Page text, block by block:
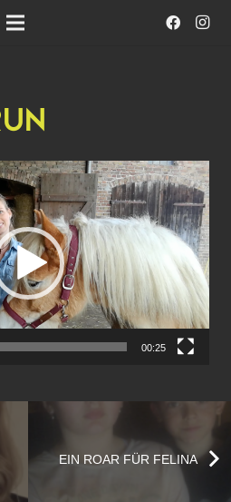
00:25
EIN ROAR FÜR FELINA